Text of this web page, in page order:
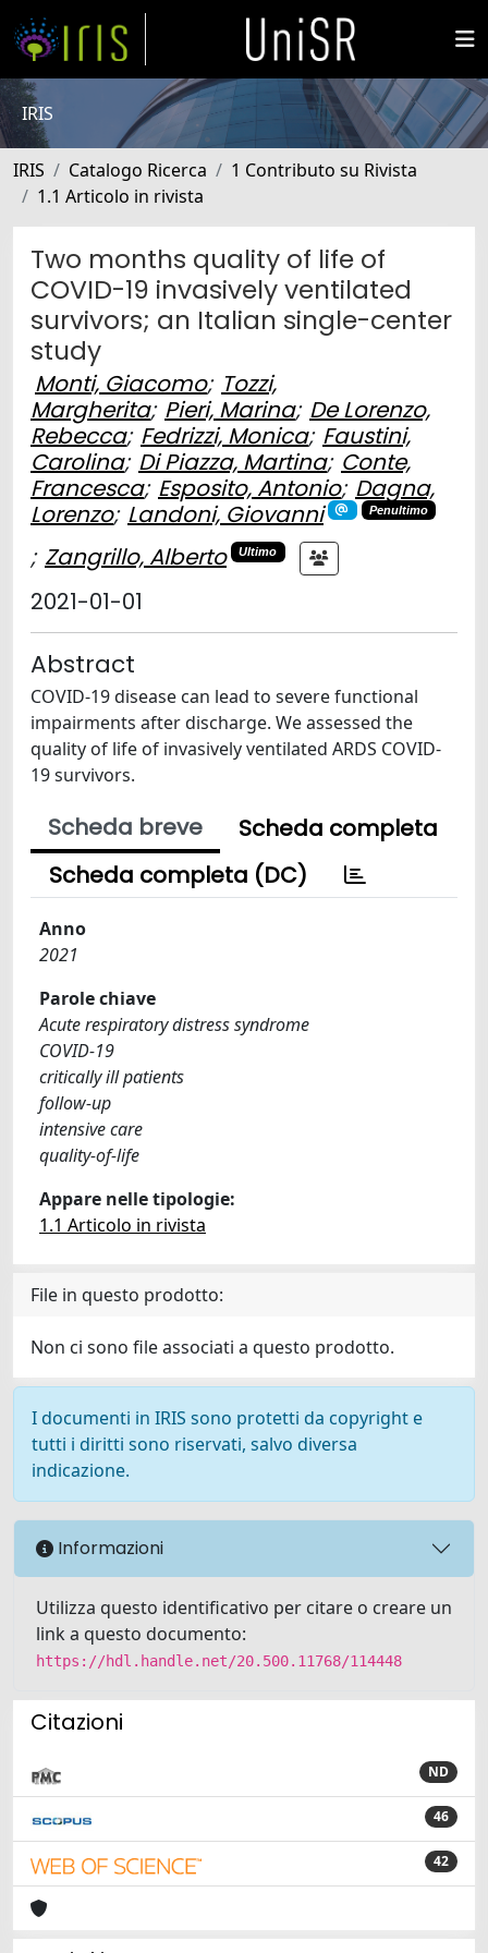
IRIS
IRIS Catalogo Ricerca
1 Contributo su Rivista
1.1 Articolo in rivista
Two months quality of life of
COVID-19 invasively ventilated
survivors; an Italian single-center
study
Monti, Giacomo; Tozzi,
Margherita; Pieri, Marina; De Lorenzo,
Rebecca; Fedrizzi, Monica; Faustini,
Carolina; Di Piazza, Martina; Conte,
Francesca; Esposito, Antonio; Dagna,
Lorenzo; Landoni, Giovanni Penultimo
; Zangrillo, Alberto Ultimo
2021-01-01
Abstract
COVID-19 disease can lead to severe functional
impairments after discharge. We assessed the
quality of life of invasively ventilated ARDS COVID-
19 survivors.
Scheda breve
Scheda completa
Scheda completa (DC)
Anno
2021
Parole chiave
Acute respiratory distress syndrome
COVID-19
critically ill patients
follow-up
intensive care
quality-of-life
Appare nelle tipologie:
1.1 Articolo in rivista
File in questo prodotto:
Non ci sono file associati a questo prodotto.
I documenti in IRIS sono protetti da copyright e
tutti i diritti sono riservati, salvo diversa
indicazione.
Informazioni
Utilizza questo identificativo per citare o creare un
link a questo documento:
https://hdl.handle.net/20.500.11768/114448
Citazioni
ND
46
42